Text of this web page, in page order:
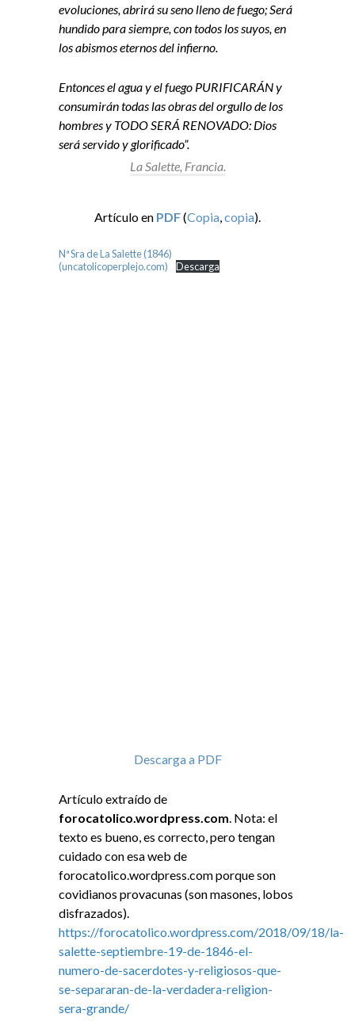
evoluciones, abrirá su seno lleno de fuego; Será
hundido para siempre, con todos los suyos, en
los abismos eternos del infierno.
Entonces el agua y el fuego PURIFICARÁN y
consumirán todas las obras del orgullo de los
hombres y TODO SERÁ RENOVADO: Dios
será servido y glorificado”.
La Salette, Francia.
Artículo en PDF(Copia copia).
Nª Sra de La Salette (1846)
(uncatolicoperplejo.com)
Descarga
Descarga a PDF
Artículo extraído de
forocatolico.wordpress.com . Nota: el
texto es bueno, es correcto, pero tengan
cuidado con esa web de
forocatolico.wordpress.com porque son
covidianos provacunas (son masones, lobos
disfrazados).
https://forocatolico.wordpress.com/2018/09/18/la-
salette-septiembre-19-de-1846-el-
numero-de-sacerdotes-y-religiosos-que-
se-separaran-de-la-verdadera-religion-
sera-grande/